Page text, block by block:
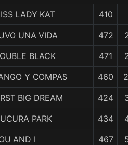
LADY KAT 410
UNA VIDA 472
BLACK 471
Y COMPAS 460
BIG DREAM 424
PARK 434
AND I 467